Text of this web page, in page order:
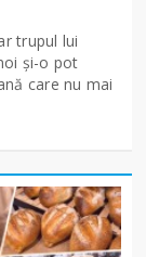
trupul lui
și-o pot
care nu mai